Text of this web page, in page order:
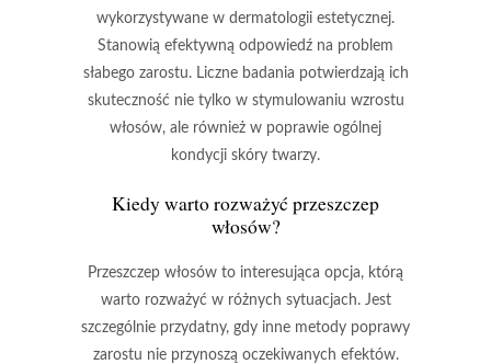
wykorzystywane w dermatologii estetycznej.
Stanowią efektywną odpowiedź na problem
słabego zarostu. Liczne badania potwierdzają ich
skuteczność nie tylko w stymulowaniu wzrostu
włosów, ale również w poprawie ogólnej
kondycji skóry twarzy.
Kiedy warto rozważyć przeszczep
włosów?
Przeszczep włosów to interesująca opcja, którą
warto rozważyć w różnych sytuacjach. Jest
szczególnie przydatny, gdy inne metody poprawy
zarostu nie przynoszą oczekiwanych efektów.